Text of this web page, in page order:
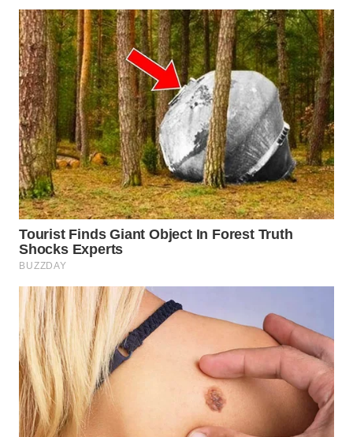
WN
KARAWANG
WN
BEKASI
WN
BOGOR
WN
DEPOK
WN
TAPANULI
UTARA
WN
SAMOSIR
WN
PADANG
LAWAS